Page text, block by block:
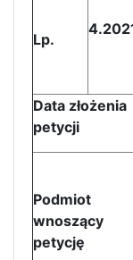
Lp.
Data złożenia
petycji
Podmiot
wnoszący
petycję